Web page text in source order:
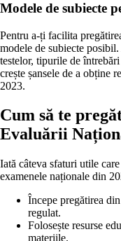
Modele de subiecte
Pentru a-ți facilita
modele de subiecte
testelor, tipurile de
crește șansele de a obține
2023.
Cum să te
Evaluării
Iată câteva sfaturi utile
examenele naționale din
Începe pregătirea
regulat.
Folosește resurse
materiile.